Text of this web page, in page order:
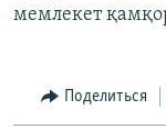
мемлекет
Поделиться